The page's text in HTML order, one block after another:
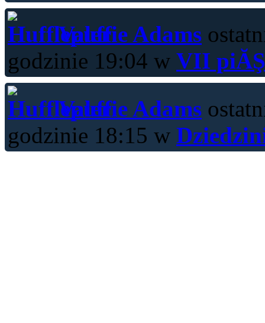
Valerie Adams
godzinie 19:04 w VII
Valerie Adams
godzinie 18:15 w